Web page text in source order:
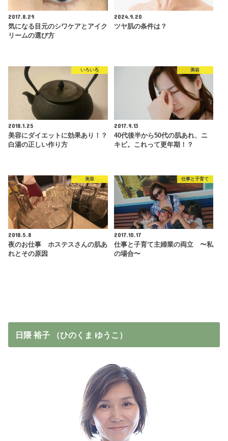
2017.8.29
気になる目元のシワケアとアイク
リームの選び方
2024.9.20
ツヤ肌の条件は？
いろいろ
2018.1.25
美容にダイエットに効果あり！？
白湯の正しい作り方
美容
2017.9.13
40代後半から50代の肌あれ、ニ
キビ。これって更年期！？
美容
2018.5.8
夜のお仕事 ホステスさんの肌あ
れとその原因
仕事と子育て
2017.10.17
仕事と子育て主婦業の両立 〜私
の場合〜
日隈 裕子 （ひのくま ゆうこ）